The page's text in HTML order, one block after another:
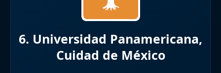
6. Universidad Panamericana,
Cuidad de México